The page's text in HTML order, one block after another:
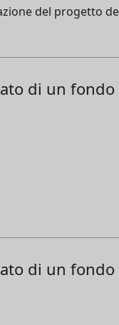
del progetto
di un
di un